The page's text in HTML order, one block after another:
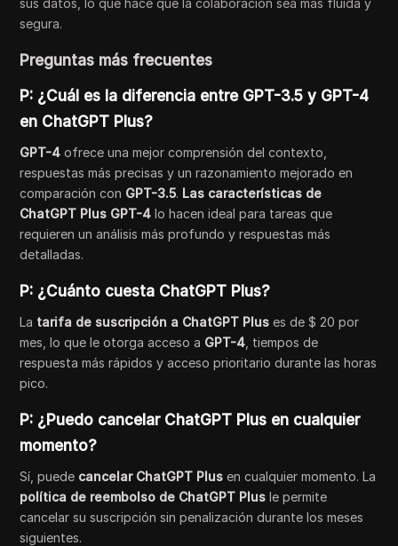
segura.
Preguntas más frecuentes
P: ¿Cuál es la diferencia entre GPT-3.5 y GPT-4
en ChatGPT Plus?
GPT-4 ofrece una mejor comprensión del contexto,
respuestas más precisas y un razonamiento mejorado en
comparación con GPT-3.5. Las características de
ChatGPT Plus GPT-4 lo hacen ideal para tareas que
requieren un análisis más profundo y respuestas más
detalladas.
P: ¿Cuánto cuesta ChatGPT Plus?
La tarifa de suscripción a ChatGPT Plus es de $ 20 por
mes, lo que le otorga acceso a GPT-4 , tiempos de
respuesta más rápidos y acceso prioritario durante las horas
pico.
P: ¿Puedo cancelar ChatGPT Plus en cualquier
momento?
Sí, puede cancelar ChatGPT Plus en cualquier momento. La
política de reembolso de ChatGPT Plus le permite
cancelar su suscripción sin penalización durante los meses
siguientes.